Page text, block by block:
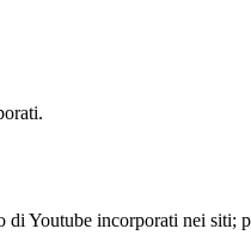
Youtube incorporati nei